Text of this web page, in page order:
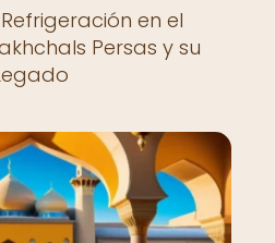
en el
Persas y su